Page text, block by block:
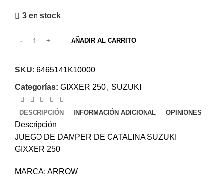
3 en stock
AÑADIR AL CARRITO
SKU: 6465141K10000
Categorías: GIXXER 250, SUZUKI
DESCRIPCIÓN INFORMACIÓN ADICIONAL OPINIONES
Descripción
JUEGO DE DAMPER DE CATALINA SUZUKI
GIXXER 250
MARCA: ARROW